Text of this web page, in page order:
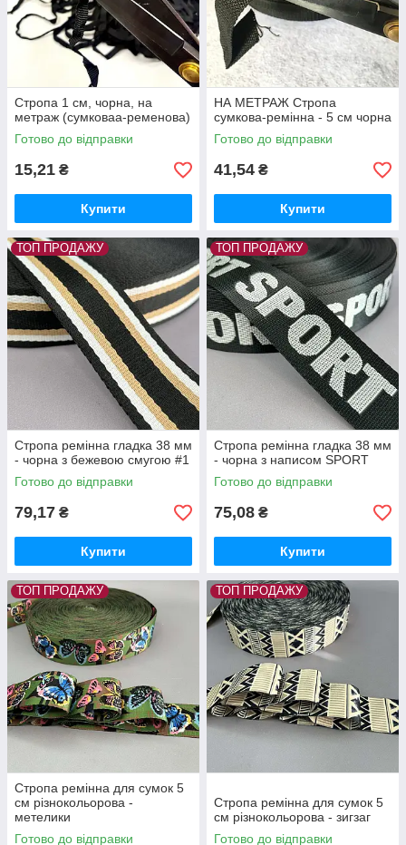
Стропа 1 см, чорна, на
метраж (сумковаа-ременова)
Готово до відправки
15,21 ₴
Купити
НА МЕТРАЖ Стропа
сумкова-ремінна - 5 см чорна
Готово до відправки
41,54 ₴
Купити
ТОП ПРОДАЖУ
Стропа ремінна гладка 38 мм
- чорна з бежевою смугою #1
Готово до відправки
79,17 ₴
Купити
ТОП ПРОДАЖУ
Стропа ремінна гладка 38 мм
- чорна з написом SPORT
Готово до відправки
75,08 ₴
Купити
ТОП ПРОДАЖУ
Стропа ремінна для сумок 5
см різнокольорова -
метелики
Готово до відправки
ТОП ПРОДАЖУ
Стропа ремінна для сумок 5
см різнокольорова - зигзаг
Готово до відправки